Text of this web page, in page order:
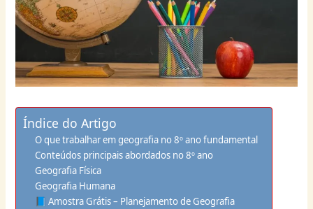
Índice do Artigo
O que trabalhar em geografia no 8º ano fundamental
Conteúdos principais abordados no 8º ano
Geografia Física
Geografia Humana
📘 Amostra Grátis – Planejamento de Geografia